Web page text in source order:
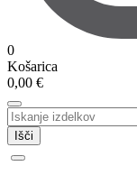
0
Košarica
0,00 €
Išči